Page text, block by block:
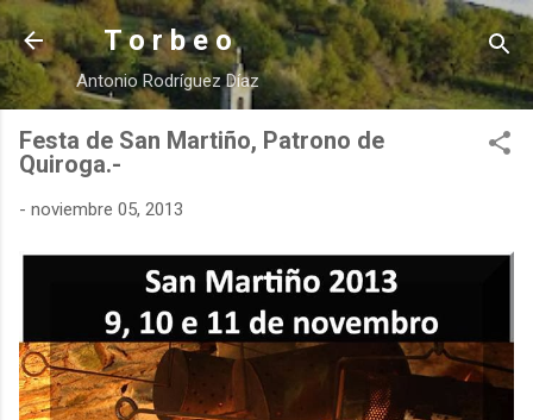
Ir al contenido principal
T o r b e o
Antonio Rodríguez Díaz
Festa de San Martiño, Patrono de
Quiroga.-
- noviembre 05, 2013